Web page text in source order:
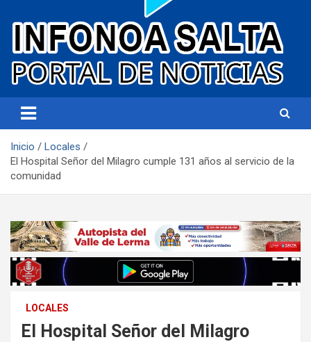
Infonoa Salta
Inicio
Locales
El Hospital Señor del Milagro cumple 131 años al servicio de la
comunidad
LOCALES
El Hospital Señor del Milagro